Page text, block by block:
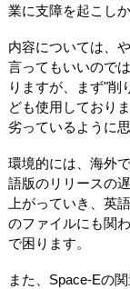
業に支障を起こしか
内容については、
言ってもいいので
りますが、まず"削
ども使用しており
劣っているように思
環境的には、海外
語版のリリースの
上がっていき、英
のファイルにも関
で困ります。
また、Space-Eの